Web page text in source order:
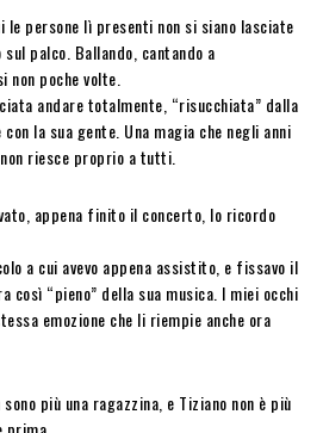
le persone lì presenti non si siano lasciate
palco. Ballando, cantando a
non poche volte.
andare totalmente, “risucchiata” dalla
la sua gente. Una magia che negli anni
riesce proprio a tutti.
appena finito il concerto, lo ricordo
a cui avevo appena assistito, e fissavo il
così “pieno” della sua musica. I miei occhi
emozione che li riempie anche ora
più una ragazzina, e Tiziano non è più